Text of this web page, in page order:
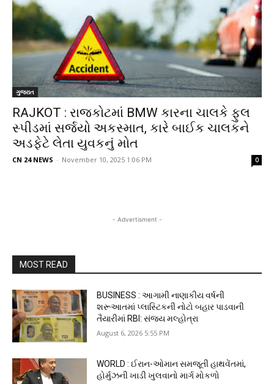
ગુજરાત
RAJKOT : રાજકોટમાં BMW કારના ચાલકે ફુલ
સ્પીડમાં સર્જયો અકસ્માત, કારે બાઈક ચાલકને
અડફેટે લેતા યુવકનું મોત
CN 24 NEWS - November 10, 2025 1:06 PM 0
- Advertisment -
MOST READ
BUSINESS : આગામી નાણાકીય વર્ષની
શરૂઆતમાં પ્લાસ્ટિકની નોટો બહાર પાડવાની
તૈયારીમાં RBI: સંજય મલ્હોત્રા
August 6, 2026 5:55 PM
WORLD : ઈરાન-ઓમાન સમજૂતી હાથવેંતમાં,
હોર્મુઝની ખાડી ખુલવાનો માર્ગ મોકળો